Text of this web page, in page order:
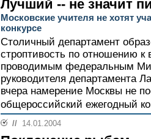
Лучший -- не значит
Московские учителя не хотят
конкурсе
Столичный департамент
строптивость по отношению
проводимым федеральным
руководителя департамента
вчера намерение Москвы не
общероссийский ежегодный
// 14.01.2004